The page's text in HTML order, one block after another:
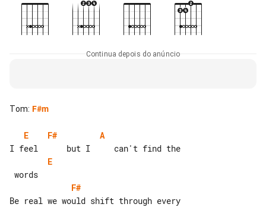
Continua depois do anúncio
Tom: F#m
E F#
A
E
F#